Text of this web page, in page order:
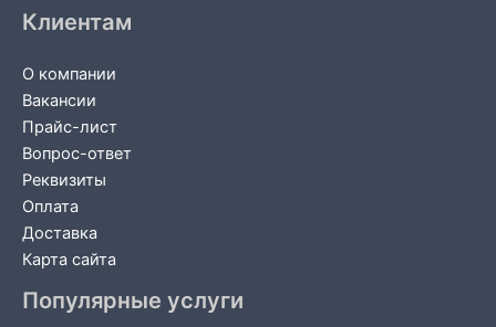
Клиентам
О компании
Вакансии
Прайс-лист
Вопрос-ответ
Реквизиты
Оплата
Доставка
Карта сайта
Популярные услуги